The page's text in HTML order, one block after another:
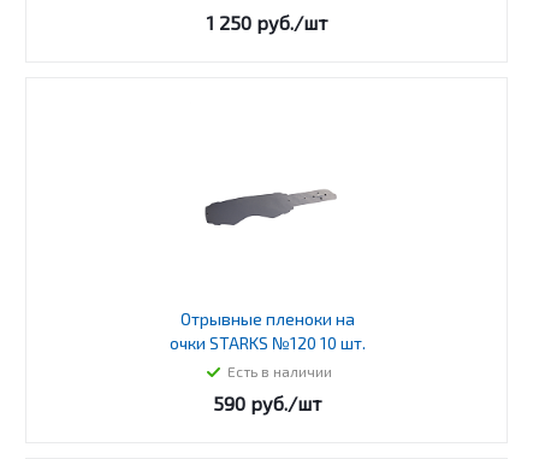
1 250 руб./шт
Отрывные пленоки на
очки STARKS №120 10 шт.
Есть в наличии
590 руб./шт